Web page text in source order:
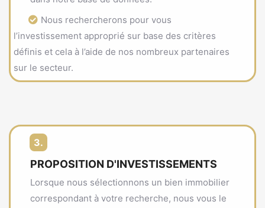
Nous rechercherons pour vous
l’investissement approprié sur base des critères
définis et cela à l’aide de nos nombreux partenaires
sur le secteur.
3.
PROPOSITION D'INVESTISSEMENTS
Lorsque nous sélectionnons un bien immobilier
correspondant à votre recherche, nous vous le